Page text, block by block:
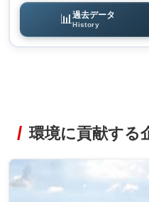
📊過去データ
History
環境に貢献する